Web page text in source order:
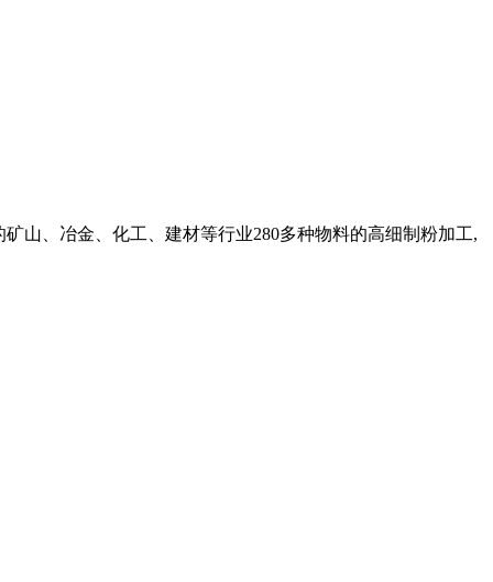
山、冶金、化工、建材等行业280多种物料的高细制粉加工,